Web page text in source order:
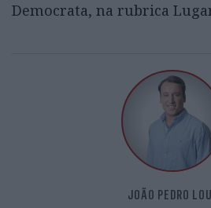
Democrata, na rubrica
JOÃO PEDRO